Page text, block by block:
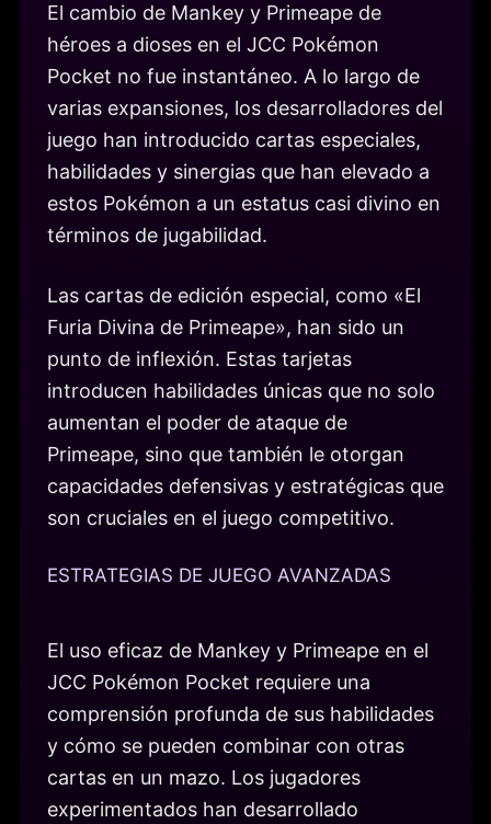
El cambio de Mankey y Primeape de
héroes a dioses en el JCC Pokémon
Pocket no fue instantáneo. A lo largo de
varias expansiones, los desarrolladores del
juego han introducido cartas especiales,
habilidades y sinergias que han elevado a
estos Pokémon a un estatus casi divino en
términos de jugabilidad.
Las cartas de edición especial, como «El
Furia Divina de Primeape», han sido un
punto de inflexión. Estas tarjetas
introducen habilidades únicas que no solo
aumentan el poder de ataque de
Primeape, sino que también le otorgan
capacidades defensivas y estratégicas que
son cruciales en el juego competitivo.
ESTRATEGIAS DE JUEGO AVANZADAS
El uso eficaz de Mankey y Primeape en el
JCC Pokémon Pocket requiere una
comprensión profunda de sus habilidades
y cómo se pueden combinar con otras
cartas en un mazo. Los jugadores
experimentados han desarrollado